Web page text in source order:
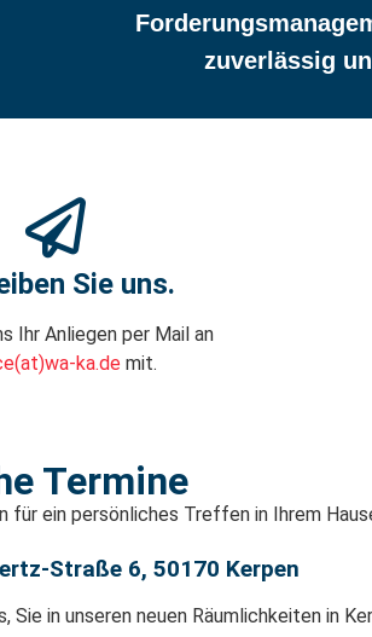
zuverlässig
Sie uns.
Ihr Anliegen per Mail an
ka.de mit.
Termine​
für ein persönliches Treffen in Ihrem
Straße 6, 50170 Kerpen
Sie in unseren neuen Räumlichkeiten in